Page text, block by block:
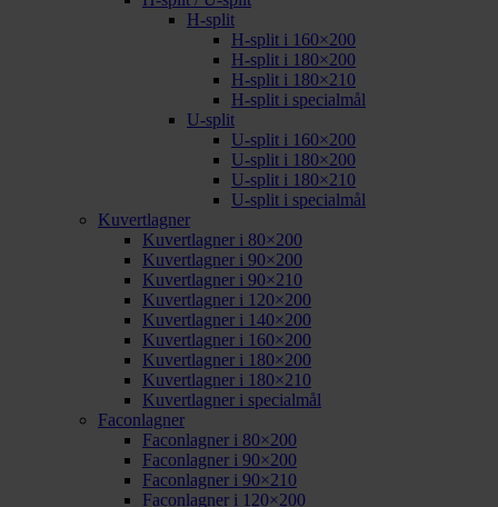
H-split
H-split i 160×200
H-split i 180×200
H-split i 180×210
H-split i specialmål
U-split
U-split i 160×200
U-split i 180×200
U-split i 180×210
U-split i specialmål
Kuvertlagner
Kuvertlagner i 80×200
Kuvertlagner i 90×200
Kuvertlagner i 90×210
Kuvertlagner i 120×200
Kuvertlagner i 140×200
Kuvertlagner i 160×200
Kuvertlagner i 180×200
Kuvertlagner i 180×210
Kuvertlagner i specialmål
Faconlagner
Faconlagner i 80×200
Faconlagner i 90×200
Faconlagner i 90×210
Faconlagner i 120×200